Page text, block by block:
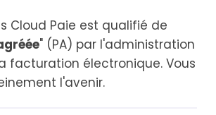
Cloud Paie est qualifié de
" (PA) par l'administration
facturation électronique. Vous
l'avenir.